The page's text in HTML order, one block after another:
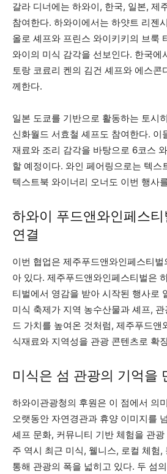
갈라 디너에는 하와이, 한국, 일본, 제
참여한다. 하와이에서는 하얏트 리젠
올로 셰프와 프린스 와이키키의 브룩
와이의 미식 감각을 선보인다. 한국에
토랑 코료리 켄의 김건 셰프와 에스콘
께한다.
일본 도쿄를 기반으로 활동하는 토시
신화월드 서효철 셰프도 참여한다. 이
재료와 조리 감각을 바탕으로 6코스
할 예정이다. 와인 페어링으로는 텍스
텍스트북 와이너리 오너도 이번 행사
하와이 푸드앤와인페스
연결
이번 협업은 제주푸드앤와인페스티
아 있다. 제주푸드앤와인페스티벌은
티벌에서 영감을 받아 시작된 행사로
미식 축제가 지역 농수산물과 셰프,
드 가치를 높여온 것처럼, 제주푸드앤
식재료와 지역성을 관광 콘텐츠로 확
미식은 섬 관광의 기억을
하와이관광청의 후원은 이 점에서 의
오랫동안 자연경관과 휴양 이미지를
셰프 문화, 커뮤니티 기반 체험을 관
주 역시 최근 미식, 웰니스, 로컬 체험,
통해 관광의 폭을 넓히고 있다. 두 섬